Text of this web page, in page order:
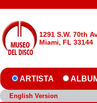
1291 S.W. 70th
Miami, FL 33144
ARTISTA
English Version